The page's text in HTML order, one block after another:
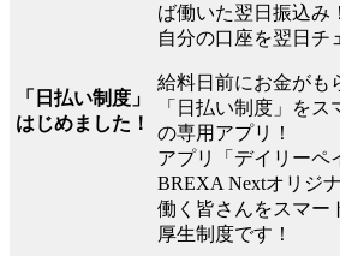
「日払い制度」
はじめました！
ば働いた翌日振込み！
自分の口座を翌日チ
給料日前にお金がも
「日払い制度」を
の専用アプリ！
アプリ「デイリーペ
BREXA Nextオリジ
働く皆さんをスマー
厚生制度です！